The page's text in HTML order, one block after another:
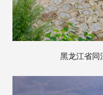
黑龙江省同